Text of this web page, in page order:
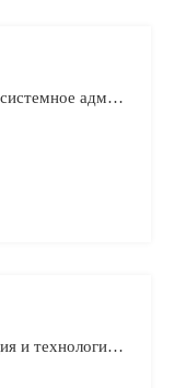
Сетевое и системное администрирование
Организация и технология защиты информации